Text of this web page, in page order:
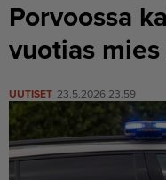
Porvoossa
vuotias
UUTISET 23.5.2026 23.59